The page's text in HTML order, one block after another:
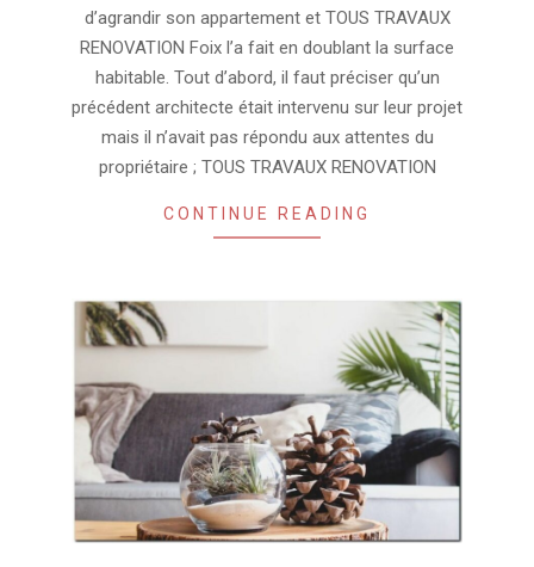
d’agrandir son appartement et TOUS TRAVAUX
RENOVATION Foix l’a fait en doublant la surface
habitable. Tout d’abord, il faut préciser qu’un
précédent architecte était intervenu sur leur projet
mais il n’avait pas répondu aux attentes du
propriétaire ; TOUS TRAVAUX RENOVATION
CONTINUE READING